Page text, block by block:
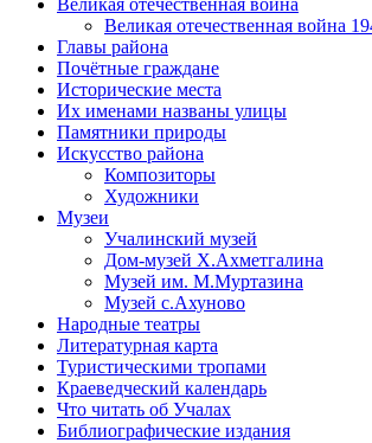
Великая отечественная война
Великая отечественная война
Главы района
Почётные граждане
Исторические места
Их именами названы улицы
Памятники природы
Искусство района
Композиторы
Художники
Музеи
Учалинский музей
Дом-музей Х.Ахметгалина
Музей им. М.Муртазина
Музей с.Ахуново
Народные театры
Литературная карта
Туристическими тропами
Краеведческий календарь
Что читать об Учалах
Библиографические издания